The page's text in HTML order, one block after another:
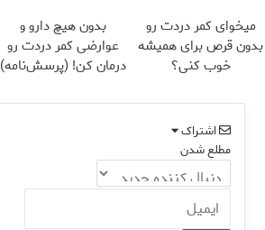
میخوای کمر دردت رو
بدون قرص برای همیشه
خوب کنی؟
بدون هیچ دارو و
عوارضی کمر دردت رو
درمان کن! (پرسش‌نامه)
اشتراک
مطلع شدن